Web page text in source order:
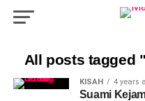
All posts tagged
KISAH 4 years
Suami